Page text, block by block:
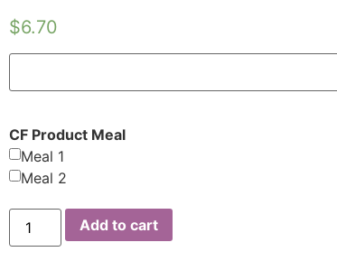
$6.70
CF Product Meal
Meal 1
Meal 2
Add to cart